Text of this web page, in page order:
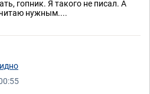
гопник. Я такого не писал. А
нужным....